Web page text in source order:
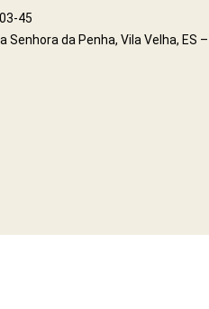
45
Senhora da Penha, Vila Velha, ES